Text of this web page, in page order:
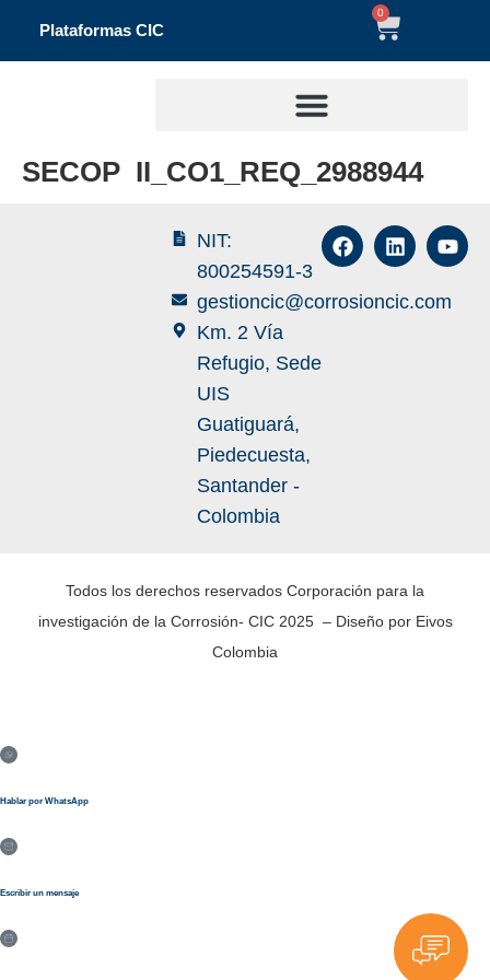
Plataformas CIC
0
SECOP II_CO1_REQ_2988944
NIT:
800254591-3
gestioncic@corrosioncic.com
Km. 2 Vía
Refugio, Sede
UIS
Guatiguará,
Piedecuesta,
Santander -
Colombia
Todos los derechos reservados Corporación para la
investigación de la Corrosión- CIC 2025 – Diseño por Eivos
Colombia
Hablar por WhatsApp
Escribir un mensaje